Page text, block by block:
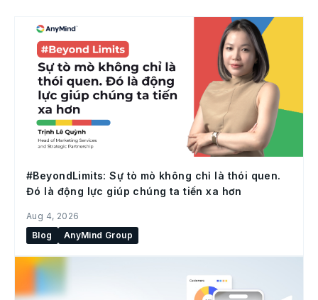
#BeyondLimits: Sự tò mò không chỉ là thói quen.
Đó là động lực giúp chúng ta tiến xa hơn
Aug 4, 2026
Blog
AnyMind Group